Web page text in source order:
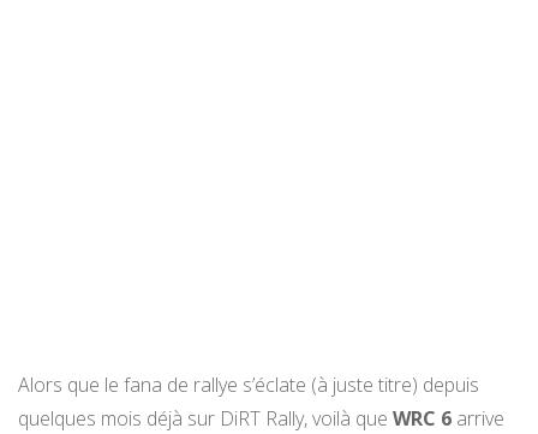
Alors que le fana de rallye s’éclate (à juste titre) depuis
quelques mois déjà sur DiRT Rally, voilà que WRC 6 arrive